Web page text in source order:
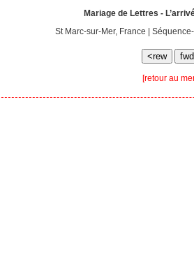
Mariage de Lettres -
St Marc-sur-Mer, France |
[retour au